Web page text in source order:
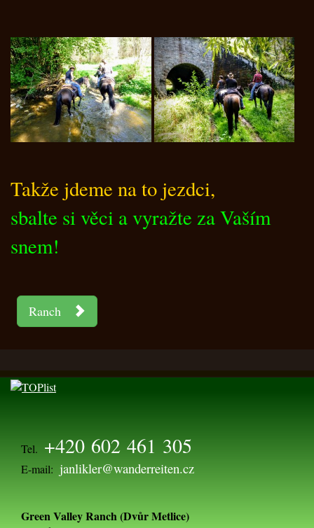
Takže jdeme na to jezdci,
sbalte si věci a vyražte za Vaším
snem!
Ranch
Tel. +420 602 461 305
E-mail: janlikler@wanderreiten.cz
Green Valley Ranch (Dvůr Metlice)